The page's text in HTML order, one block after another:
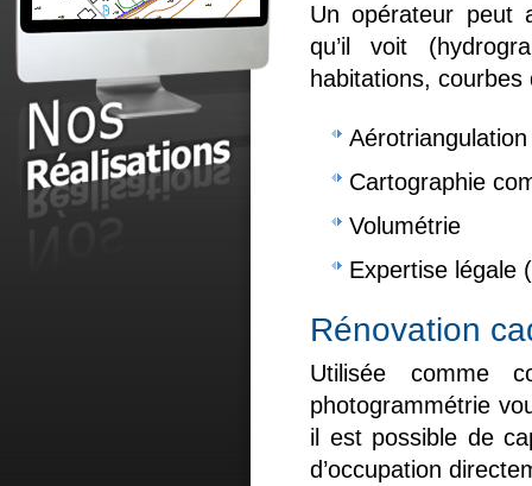
Un opérateur peut
qu’il voit
habitations,
Aérotriangulation
Cartographie
Volumétrie
Expertise légale
Rénovation
Utilisée comme
photogrammétrie
il est possible de
d’occupation